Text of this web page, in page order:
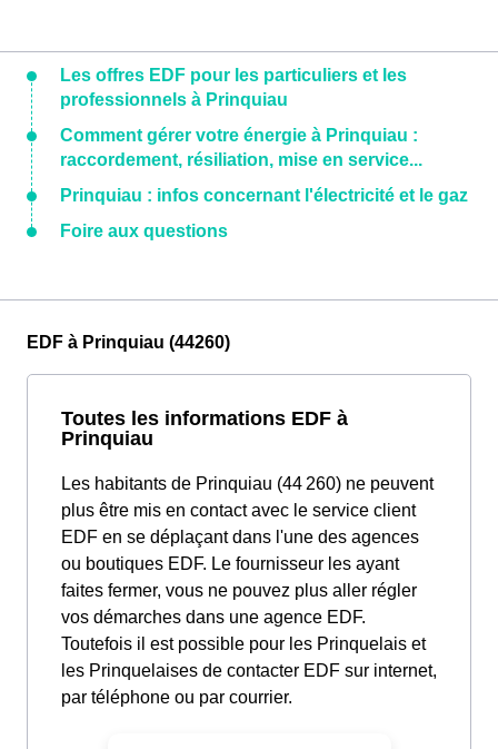
Les offres EDF pour les particuliers et les
professionnels à Prinquiau
Comment gérer votre énergie à Prinquiau :
raccordement, résiliation, mise en service...
Prinquiau : infos concernant l'électricité et le gaz
Foire aux questions
EDF à Prinquiau (44260)
Toutes les informations EDF à
Prinquiau
Les habitants de Prinquiau (44 260) ne peuvent
plus être mis en contact avec le service client
EDF en se déplaçant dans l'une des agences
ou boutiques EDF. Le fournisseur les ayant
faites fermer, vous ne pouvez plus aller régler
vos démarches dans une agence EDF.
Toutefois il est possible pour les Prinquelais et
les Prinquelaises de contacter EDF sur internet,
par téléphone ou par courrier.